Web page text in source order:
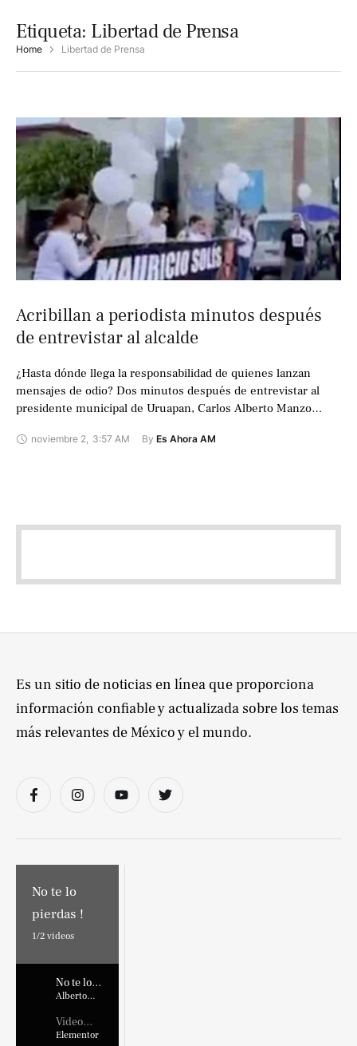
Etiqueta: Libertad de Prensa
Home Libertad de Prensa
Acribillan a periodista minutos después
de entrevistar al alcalde
¿Hasta dónde llega la responsabilidad de quienes lanzan
mensajes de odio? Dos minutos después de entrevistar al
presidente municipal de Uruapan, Carlos Alberto Manzo
noviembre 2, 3:57 AM By Es Ahora AM
No te lo
pierdas !
1/2 videos
No te lo
pierdas !
Alberto
Video
Placehold
Elementor
Es un sitio de noticias en línea que proporciona
información confiable y actualizada sobre los temas
más relevantes de México y el mundo.